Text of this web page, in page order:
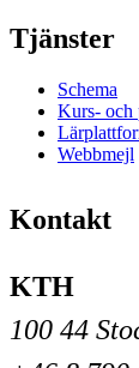
Tjänster
Schema
Kurs- och
Webbmejl
Kontakt
KTH
100 44